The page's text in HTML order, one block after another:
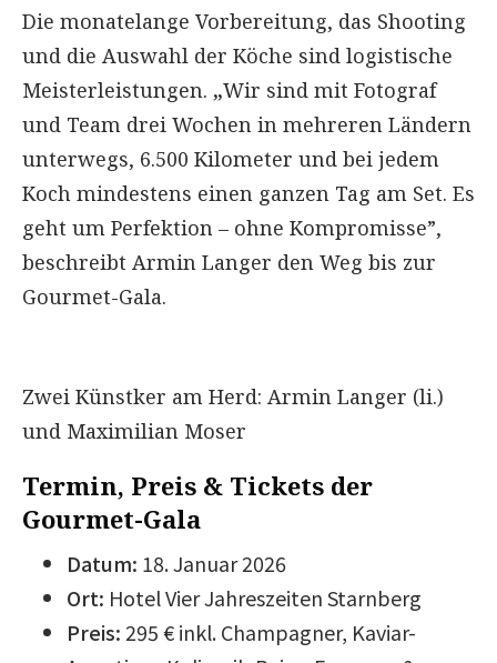
Die monatelange Vorbereitung, das Shooting
und die Auswahl der Köche sind logistische
Meisterleistungen. „Wir sind mit Fotograf
und Team drei Wochen in mehreren Ländern
unterwegs, 6.500 Kilometer und bei jedem
Koch mindestens einen ganzen Tag am Set. Es
geht um Perfektion – ohne Kompromisse”,
beschreibt Armin Langer den Weg bis zur
Gourmet-Gala.
Zwei Künstker am Herd: Armin Langer (li.)
und Maximilian Moser
Termin, Preis & Tickets der
Gourmet-Gala
Datum: 18. Januar 2026
Ort: Hotel Vier Jahreszeiten Starnberg
Preis: 295 € inkl. Champagner, Kaviar-